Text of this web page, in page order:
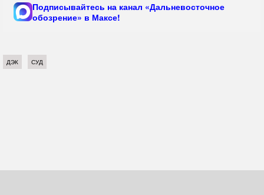
Подписывайтесь на канал «Дальневосточное
обозрение» в Максе!
ДЭК СУД